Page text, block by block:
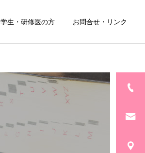
学生・研修医の方 お問合せ・リンク
詳細を見る